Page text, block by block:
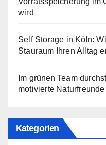
wird
Self Storage in Köln:
Stauraum Ihren Alltag
Im grünen Team
motivierte
Kategorien